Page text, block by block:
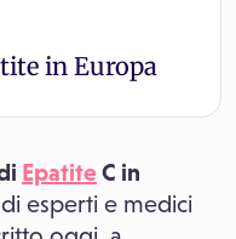
in Europa
EpatiteC in
esperti e medici